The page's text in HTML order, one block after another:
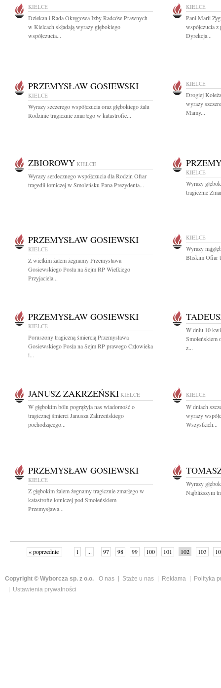
KIELCE
Dziekan i Rada Okręgowa Izby Radców Prawnych
w Kielcach składają wyrazy głębokiego
współczucia...
KIELCE
Pani Marii
współczucia
Dyrekcja...
PRZEMYSŁAW GOSIEWSKI
KIELCE
Wyrazy szczerego współczucia oraz głębokiego żalu
Rodzinie tragicznie zmarłego w katastrofie...
KIELCE
Drogiej
wyrazy
Mamy...
ZBIOROWY KIELCE
Wyrazy serdecznego współczucia dla Rodzin Ofiar
tragedii lotniczej w Smoleńsku Pana Prezydenta...
KIELCE
Wyrazy
tragicznie
PRZEMYSŁAW GOSIEWSKI
KIELCE
Z wielkim żalem żegnamy Przemysława
Gosiewskiego Posła na Sejm RP Wielkiego
Przyjaciela...
KIELCE
Wyrazy
Bliskim Ofiar
PRZEMYSŁAW GOSIEWSKI
KIELCE
Poruszony tragiczną śmiercią Przemysława
Gosiewskiego Posła na Sejm RP prawego Człowieka
i...
W dniu 10
Smoleńskiem
z...
JANUSZ ZAKRZEŃSKI KIELCE
W głębokim bólu pogrążyła nas wiadomość o
tragicznej śmierci Janusza Zakrzeńskiego
pochodzącego...
KIELCE
W dniach
wyrazy
Wszystkich...
PRZEMYSŁAW GOSIEWSKI
KIELCE
Z głębokim żalem żegnamy tragicznie zmarłego w
katastrofie lotniczej pod Smoleńskiem
Przemysława...
Wyrazy
Najbliższym
« poprzednie 1 ... 97 98 99 100 101 102 103
Copyright © Wyborcza sp. z o.o. O nas Staże u nas Reklama
Polityka
Ustawienia prywatności